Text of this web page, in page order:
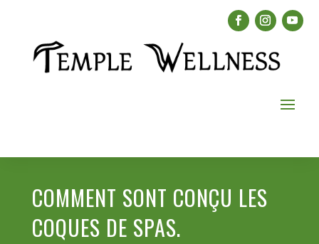
COMMENT SONT CONÇU LES
COQUES DE SPAS.